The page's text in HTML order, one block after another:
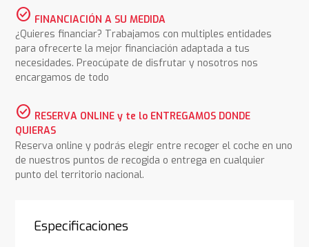
check_circle FINANCIACIÓN A SU MEDIDA
¿Quieres financiar? Trabajamos con multiples entidades
para ofrecerte la mejor financiación adaptada a tus
necesidades. Preocúpate de disfrutar y nosotros nos
encargamos de todo
check_circle RESERVA ONLINE y te lo ENTREGAMOS DONDE
QUIERAS
Reserva online y podrás elegir entre recoger el coche en uno
de nuestros puntos de recogida o entrega en cualquier
punto del territorio nacional.
Especificaciones